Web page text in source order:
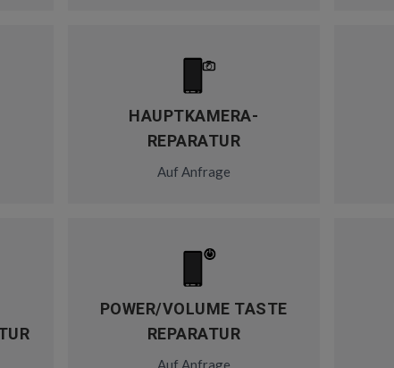
HAUPTKAMERA-
REPARATUR
Auf Anfrage
POWER/VOLUME TASTE
REPARATUR
Auf Anfrage